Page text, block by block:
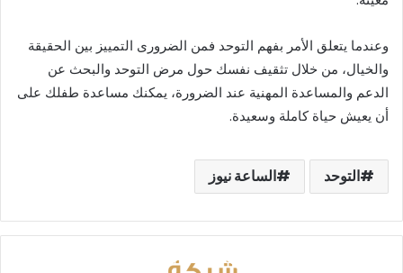
وعندما يتعلق الأمر بفهم التوحد فمن الضرورى التمييز بين الحقيقة
والخيال، من خلال تثقيف نفسك حول مرض التوحد والبحث عن
الدعم والمساعدة المهنية عند الضرورة، يمكنك مساعدة طفلك على
أن يعيش حياة كاملة وسعيدة.
التوحد الساعة نيوز